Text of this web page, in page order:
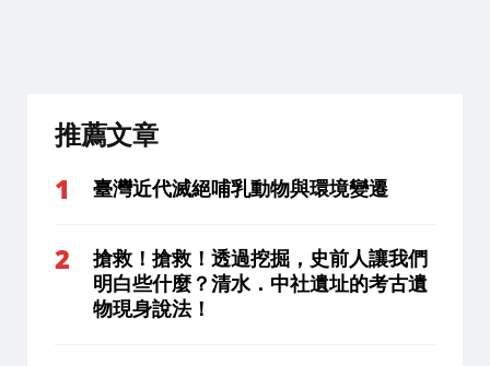
推薦文章
臺灣近代滅絕哺乳動物與環境變遷
搶救！搶救！透過挖掘，史前人讓我們
明白些什麼？清水．中社遺址的考古遺
物現身說法！